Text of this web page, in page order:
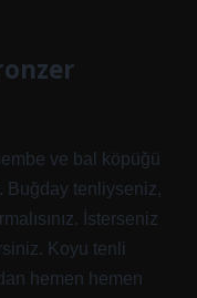
ve bal köpüğü
Buğday tenliyseniz,
İsterseniz
Koyu tenli
hemen hemen